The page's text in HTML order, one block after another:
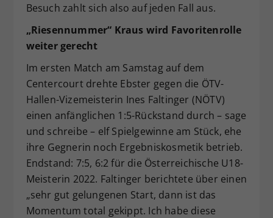
Besuch zahlt sich also auf jeden Fall aus.
„Riesennummer“ Kraus wird Favoritenrolle
weiter gerecht
Im ersten Match am Samstag auf dem
Centercourt drehte Ebster gegen die ÖTV-
Hallen-Vizemeisterin Ines Faltinger (NÖTV)
einen anfänglichen 1:5-Rückstand durch – sage
und schreibe – elf Spielgewinne am Stück, ehe
ihre Gegnerin noch Ergebniskosmetik betrieb.
Endstand: 7:5, 6:2 für die Österreichische U18-
Meisterin 2022. Faltinger berichtete über einen
„sehr gut gelungenen Start, dann ist das
Momentum total gekippt. Ich habe diese